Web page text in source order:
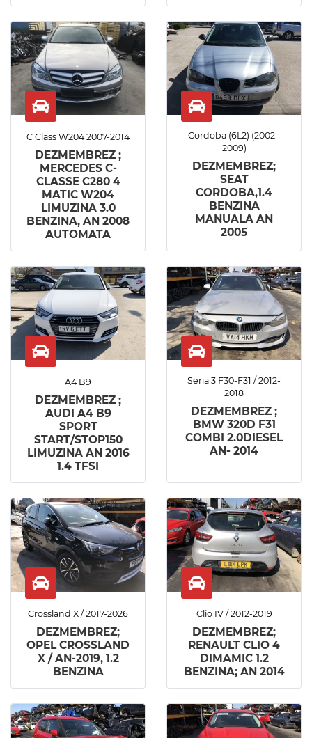
C Class W204 2007-2014
DEZMEMBREZ ;
MERCEDES C-
CLASSE C280 4
MATIC W204
LIMUZINA 3.0
BENZINA, AN 2008
AUTOMATA
Cordoba (6L2) (2002 -
2009)
DEZMEMBREZ;
SEAT
CORDOBA,1.4
BENZINA
MANUALA AN
2005
A4 B9
DEZMEMBREZ ;
AUDI A4 B9
SPORT
START/STOP150
LIMUZINA AN 2016
1.4 TFSI
Seria 3 F30-F31 / 2012-
2018
DEZMEMBREZ ;
BMW 320D F31
COMBI 2.0DIESEL
AN- 2014
Crossland X / 2017-2026
DEZMEMBREZ;
OPEL CROSSLAND
X / AN-2019, 1.2
BENZINA
Clio IV / 2012-2019
DEZMEMBREZ;
RENAULT CLIO 4
DIMAMIC 1.2
BENZINA; AN 2014